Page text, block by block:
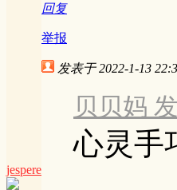
回复
举报
jespere
发表于 2022-1-13
贝贝妈
心灵手